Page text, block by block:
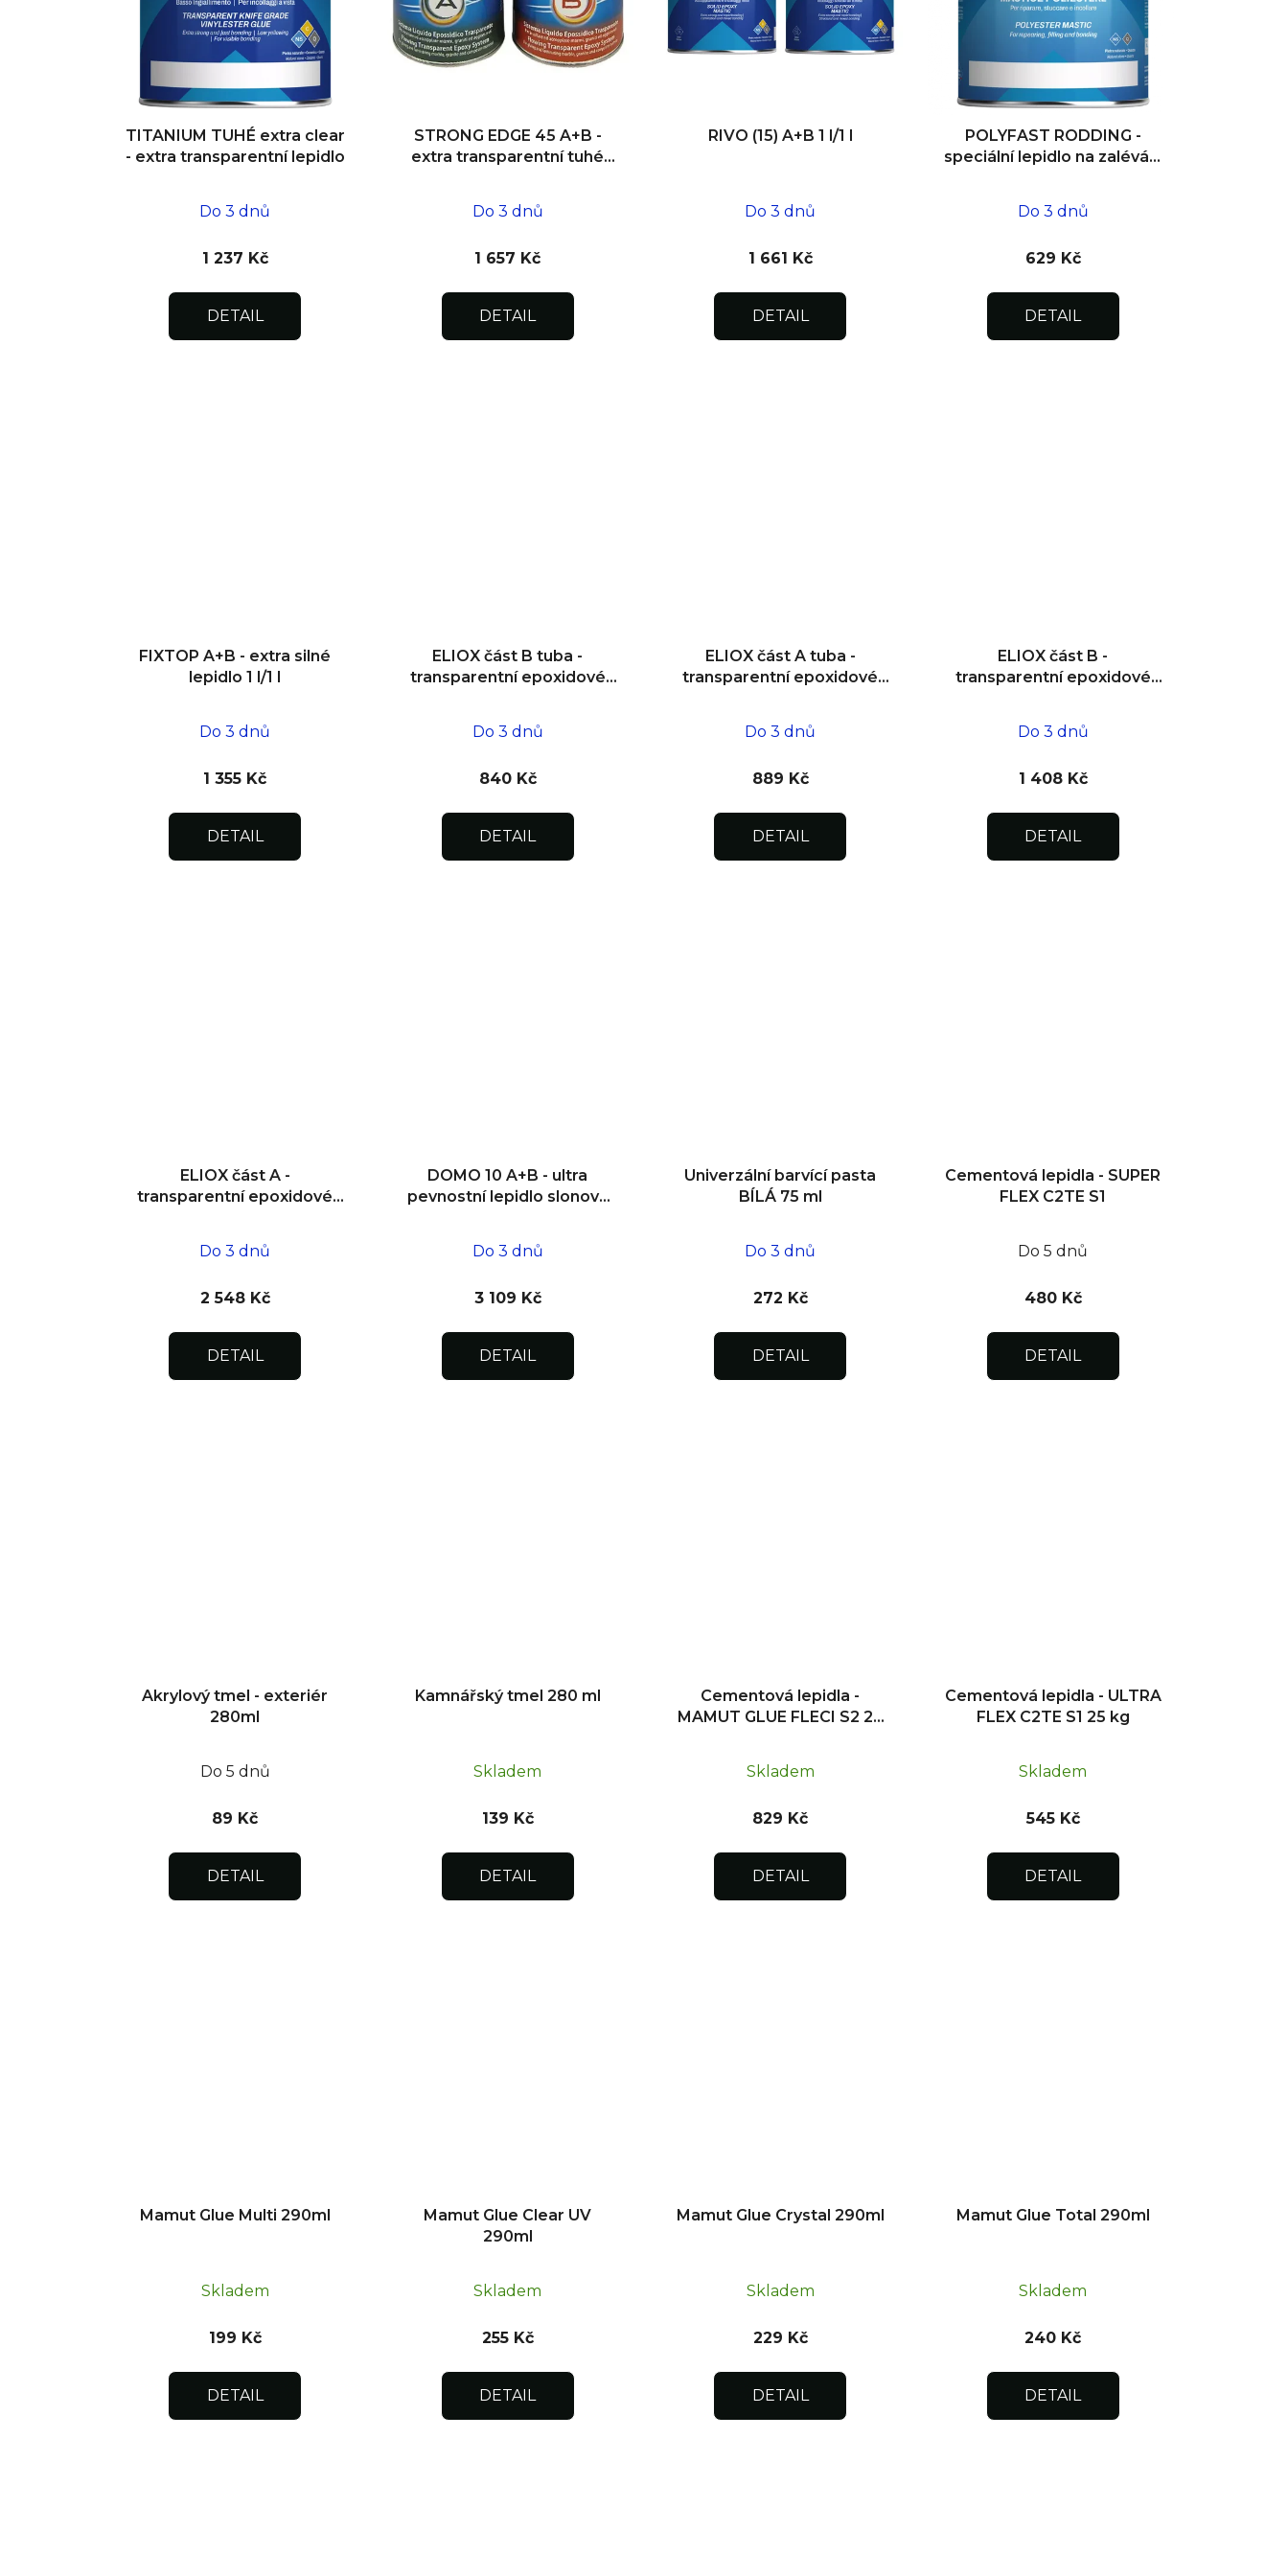
TITANIUM TUHÉ extra clear
- extra transparentní lepidlo
Do 3 dnů
1 237 Kč
DETAIL
STRONG EDGE 45 A+B -
extra transparentní tuhé
Do 3 dnů
1 657 Kč
DETAIL
RIVO (15) A+B 1 l/1 l
Do 3 dnů
1 661 Kč
DETAIL
POLYFAST RODDING -
speciální lepidlo na zalévání
Do 3 dnů
629 Kč
DETAIL
FIXTOP A+B - extra silné
lepidlo 1 l/1 l
Do 3 dnů
1 355 Kč
DETAIL
ELIOX část B tuba -
transparentní epoxidové
Do 3 dnů
840 Kč
DETAIL
ELIOX část A tuba -
transparentní epoxidové
Do 3 dnů
889 Kč
DETAIL
ELIOX část B -
transparentní epoxidové
Do 3 dnů
1 408 Kč
DETAIL
ELIOX část A -
transparentní epoxidové
Do 3 dnů
2 548 Kč
DETAIL
DOMO 10 A+B - ultra
pevnostní lepidlo slonová
Do 3 dnů
3 109 Kč
DETAIL
Univerzální barvící pasta
BÍLÁ 75 ml
Do 3 dnů
272 Kč
DETAIL
Cementová lepidla - SUPER
FLEX C2TE S1
Do 5 dnů
480 Kč
DETAIL
Akrylový tmel - exteriér
280ml
Do 5 dnů
89 Kč
DETAIL
Kamnářský tmel 280 ml
Skladem
139 Kč
DETAIL
Cementová lepidla -
MAMUT GLUE FLECI S2 20
Skladem
829 Kč
DETAIL
Cementová lepidla - ULTRA
FLEX C2TE S1 25 kg
Skladem
545 Kč
DETAIL
Mamut Glue Multi 290ml
Skladem
199 Kč
DETAIL
Mamut Glue Clear UV
290ml
Skladem
255 Kč
DETAIL
Mamut Glue Crystal 290ml
Skladem
229 Kč
DETAIL
Mamut Glue Total 290ml
Skladem
240 Kč
DETAIL